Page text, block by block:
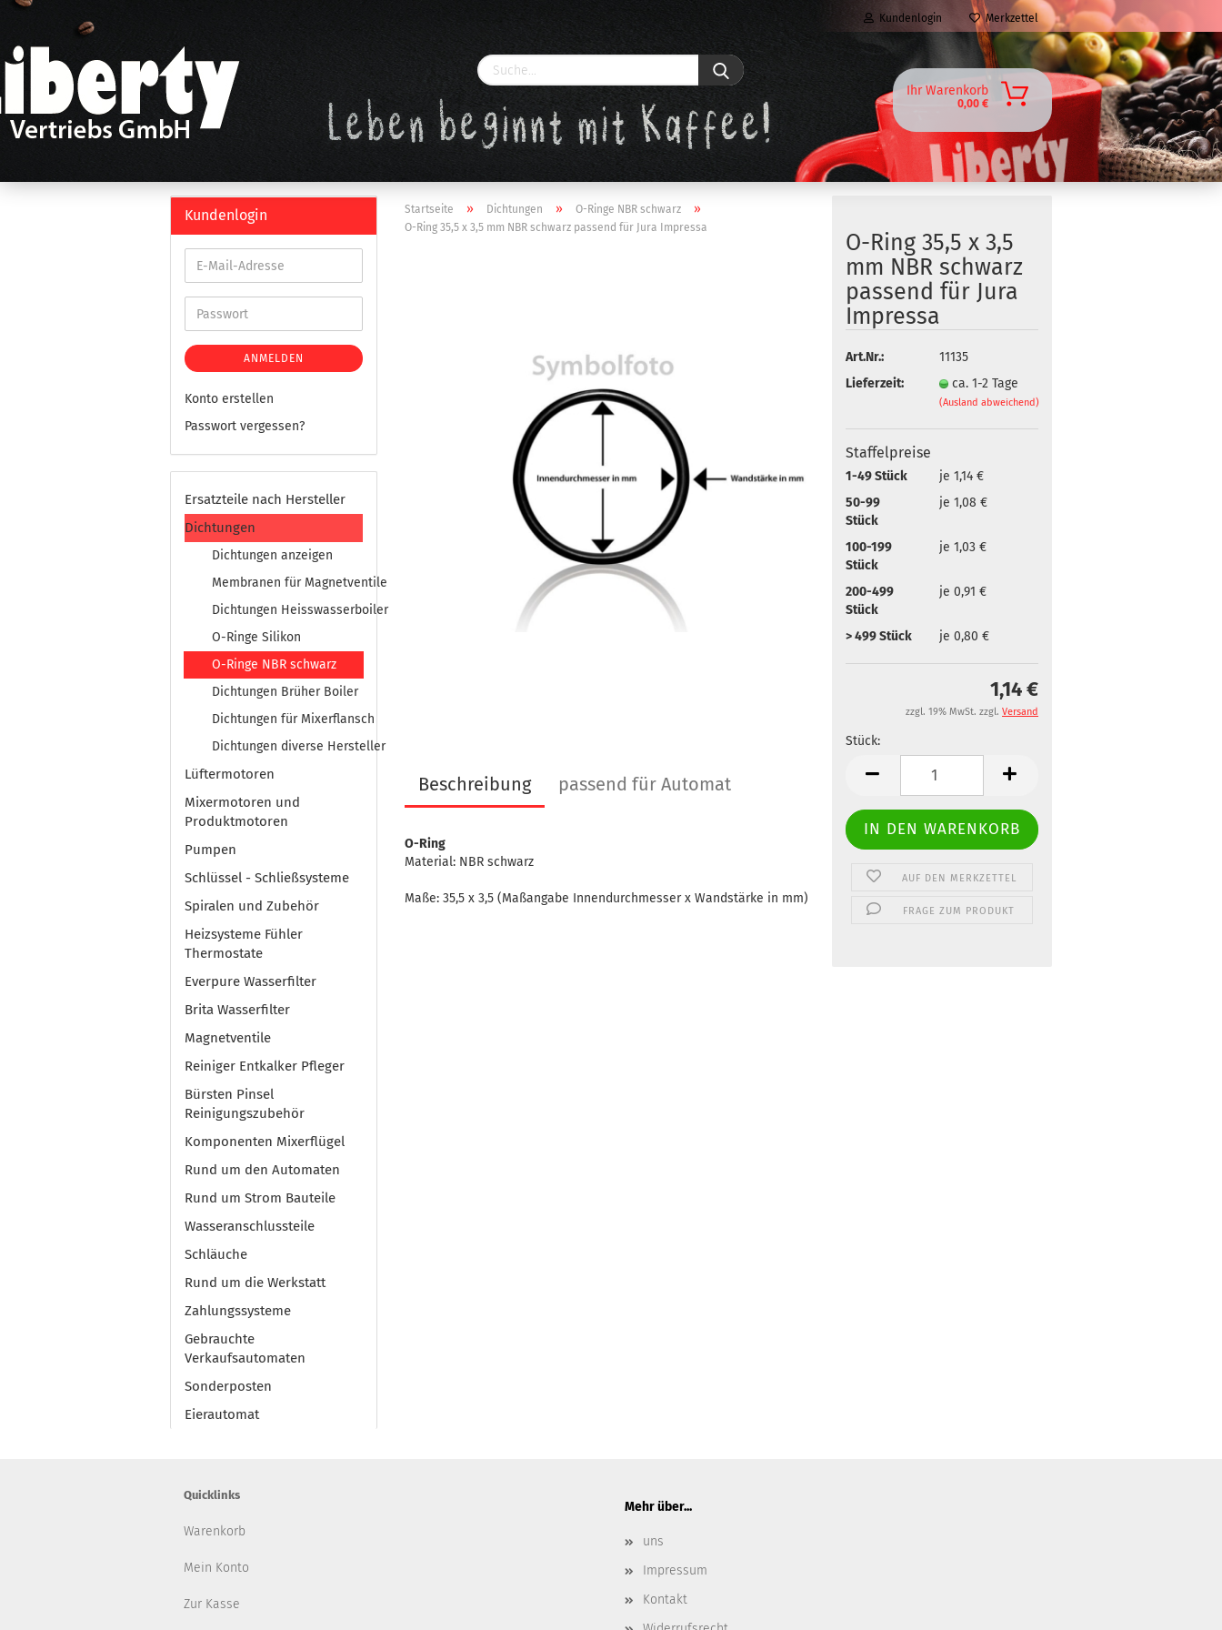
Kundenlogin Merkzettel
Ihr Warenkorb
0,00 €
Startseite » Dichtungen » O-Ringe NBR schwarz »
O-Ring 35,5 x 3,5 mm NBR schwarz passend für Jura Impressa
O-Ring 35,5 x 3,5
mm NBR schwarz
passend für Jura
Impressa
Art.Nr.:
11135
Lieferzeit:
ca. 1-2 Tage
(Ausland abweichend)
Staffelpreise
1-49 Stück
je 1,14 €
50-99
Stück
je 1,08 €
100-199
Stück
je 1,03 €
200-499
Stück
je 0,91 €
> 499 Stück je 0,80 €
1,14 €
zzgl. 19% MwSt. zzgl. Versand
Stück:
Stück
AUF DEN MERKZETTEL
FRAGE ZUM PRODUKT
Beschreibung passend für Automat
O-Ring
Material: NBR schwarz
Maße: 35,5 x 3,5 (Maßangabe Innendurchmesser x Wandstärke in mm)
Kundenlogin
ANMELDEN
Konto erstellen
Passwort vergessen?
Ersatzteile nach Hersteller
Dichtungen
Dichtungen anzeigen
Membranen für Magnetventile
Dichtungen Heisswasserboiler
O-Ringe Silikon
O-Ringe NBR schwarz
Dichtungen Brüher Boiler
Dichtungen für Mixerflansch
Dichtungen diverse Hersteller
Lüftermotoren
Mixermotoren und
Produktmotoren
Pumpen
Schlüssel - Schließsysteme
Spiralen und Zubehör
Heizsysteme Fühler
Thermostate
Everpure Wasserfilter
Brita Wasserfilter
Magnetventile
Reiniger Entkalker Pfleger
Bürsten Pinsel
Reinigungszubehör
Komponenten Mixerflügel
Rund um den Automaten
Rund um Strom Bauteile
Wasseranschlussteile
Schläuche
Rund um die Werkstatt
Zahlungssysteme
Gebrauchte
Verkaufsautomaten
Sonderposten
Eierautomat
Quicklinks
Warenkorb
Mein Konto
Zur Kasse
Mehr über...
uns
Impressum
Kontakt